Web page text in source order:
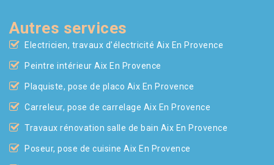
Autres services
Electricien, travaux d'électricité Aix En Provence
Peintre intérieur Aix En Provence
Plaquiste, pose de placo Aix En Provence
Carreleur, pose de carrelage Aix En Provence
Travaux rénovation salle de bain Aix En Provence
Poseur, pose de cuisine Aix En Provence